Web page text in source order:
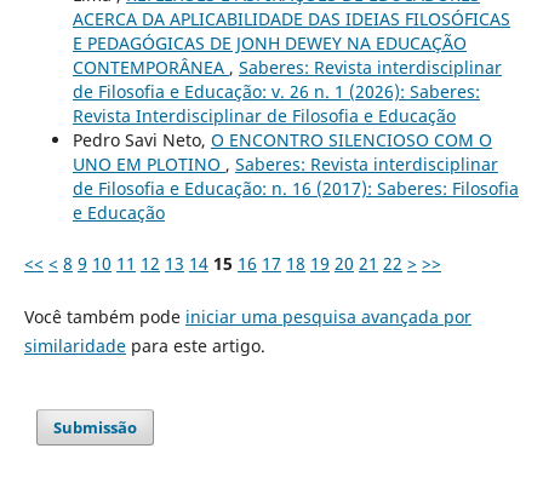
ACERCA DA APLICABILIDADE DAS IDEIAS FILOSÓFICAS
E PEDAGÓGICAS DE JONH DEWEY NA EDUCAÇÃO
CONTEMPORÂNEA , Saberes: Revista interdisciplinar
de Filosofia e Educação: v. 26 n. 1 (2026): Saberes:
Revista Interdisciplinar de Filosofia e Educação
Pedro Savi Neto, O ENCONTRO SILENCIOSO COM O
UNO EM PLOTINO , Saberes: Revista interdisciplinar
de Filosofia e Educação: n. 16 (2017): Saberes: Filosofia
e Educação
<< < 8 9 10 11 12 13 14 15 16 17 18 19 20 21 22 > >>
Você também pode iniciar uma pesquisa avançada por
similaridadepara este artigo.
Submissão